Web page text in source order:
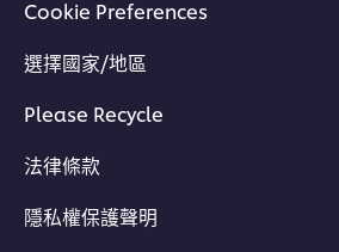
Cookie Preferences
選擇國家/地區
Please Recycle
法律條款
隱私權保護聲明